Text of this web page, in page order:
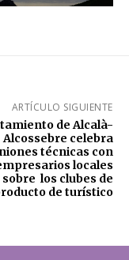
ARTÍCULO SIGUIENTE
de Alcalà-
Alcossebre celebra
técnicas con
locales
sobre los clubes de
de turístico